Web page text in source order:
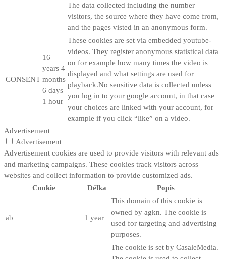
The data collected including the number
visitors, the source where they have come from,
and the pages visted in an anonymous form.
CONSENT
16
years 4
months
6 days
1 hour
These cookies are set via embedded youtube-
videos. They register anonymous statistical data
on for example how many times the video is
displayed and what settings are used for
playback.No sensitive data is collected unless
you log in to your google account, in that case
your choices are linked with your account, for
example if you click “like” on a video.
Advertisement
Advertisement
Advertisement cookies are used to provide visitors with relevant ads
and marketing campaigns. These cookies track visitors across
websites and collect information to provide customized ads.
Cookie
Délka Popis
ab 1 year
This domain of this cookie is
owned by agkn. The cookie is
used for targeting and advertising
purposes.
The cookie is set by CasaleMedia.